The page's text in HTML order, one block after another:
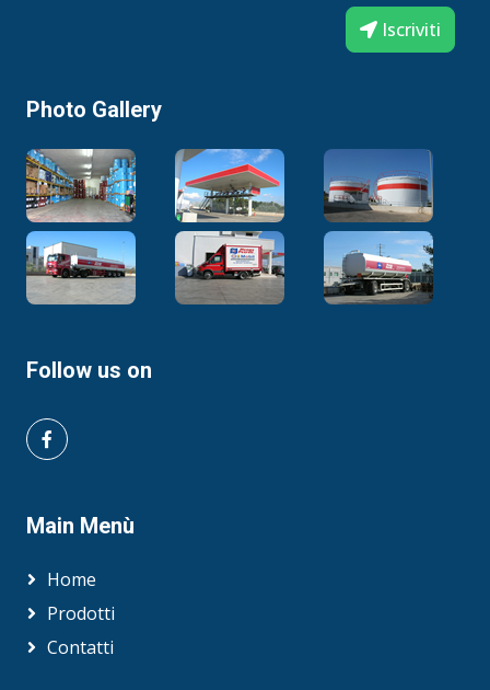
Iscriviti
Photo Gallery
Follow us on
Main Menù
Home
Prodotti
Contatti